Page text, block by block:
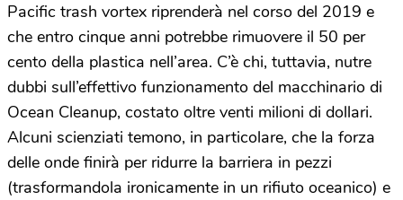
Pacific trash vortex riprenderà nel corso del 2019 e
che entro cinque anni potrebbe rimuovere il 50 per
cento della plastica nell’area. C’è chi, tuttavia, nutre
dubbi sull’effettivo funzionamento del macchinario di
Ocean Cleanup, costato oltre venti milioni di dollari.
Alcuni scienziati temono, in particolare, che la forza
delle onde finirà per ridurre la barriera in pezzi
(trasformandola ironicamente in un rifiuto oceanico) e